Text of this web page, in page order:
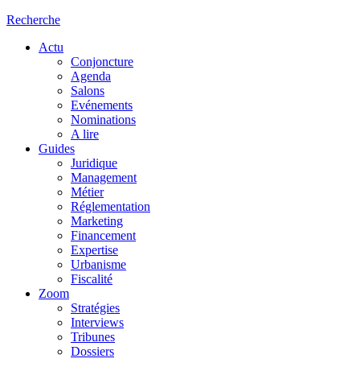
Recherche
Actu
Conjoncture
Agenda
Salons
Evénements
Nominations
A lire
Guides
Juridique
Management
Métier
Réglementation
Marketing
Financement
Expertise
Urbanisme
Fiscalité
Zoom
Stratégies
Interviews
Tribunes
Dossiers